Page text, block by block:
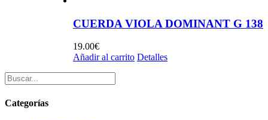
CUERDA VIOLA DOMINANT G 138
19.00€
Añadir al carrito Detalles
Categorías